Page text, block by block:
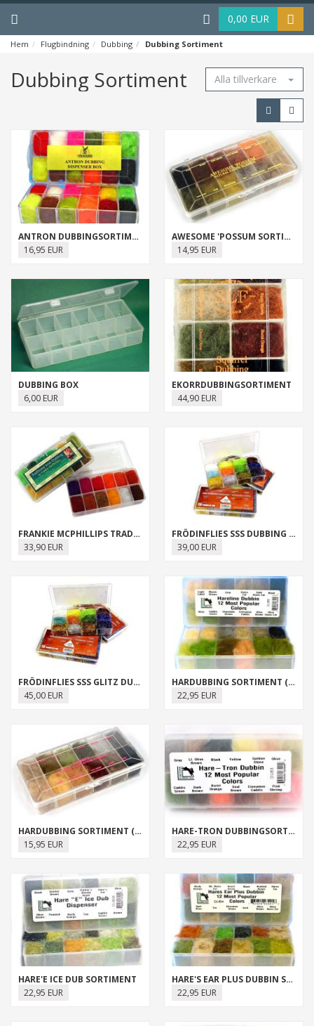
Menu Haku 0,00 EUR
Hem Flugbindning Dubbing Dubbing Sortiment
Dubbing Sortiment Alla tillverkare
ANTRON DUBBINGSORTIMENT
16,95 EUR
AWESOME 'POSSUM SORTIMENT
14,95 EUR
DUBBING BOX
6,00 EUR
EKORRDUBBINGSORTIMENT
44,90 EUR
FRANKIE MCPHILLIPS TRADITIONAL IRISH DUBBING SORTIMENT
33,90 EUR
FRÖDINFLIES SSS DUBBING DISPENSER
39,00 EUR
FRÖDINFLIES SSS GLITZ DUBBING DISPENSER
45,00 EUR
HARDUBBING SORTIMENT (HARELINE)
22,95 EUR
HARDUBBING SORTIMENT (WAPSI)
15,95 EUR
HARE-TRON DUBBINGSORTIMENT
22,95 EUR
HARE'E ICE DUB SORTIMENT
22,95 EUR
HARE'S EAR PLUS DUBBIN SORTIMENT
22,95 EUR